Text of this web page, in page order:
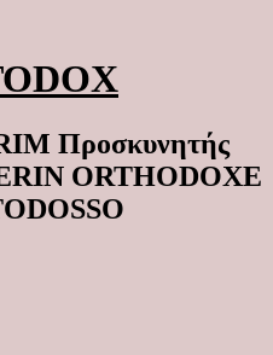
Προσκυνητής
ORTHODOXE